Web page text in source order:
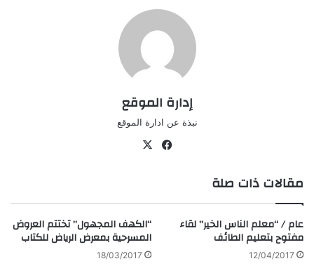
إدارة الموقع
نبذة عن ادارة الموقع
في
مقالات ذات صلة
عام / “معلم الناس الخير” لقاء
مفتوح بتعليم الطائف
12/04/2017
“الكهف المجهول” تختتم العروض
المسرحية بمعرض الرياض للكتاب
18/03/2017